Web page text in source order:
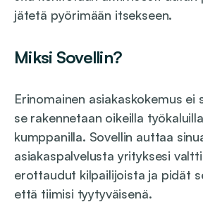
jätetä pyörimään itsekseen.
Miksi Sovellin?
Erinomainen asiakaskokemus ei
se rakennetaan oikeilla
kumppanilla. Sovellin auttaa
asiakaspalvelusta yrityksesi
erottaudut kilpailijoista ja pidät
että tiimisi tyytyväisenä.